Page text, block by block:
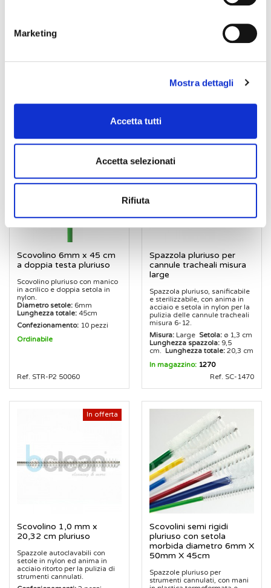
Marketing
Mostra dettagli
Accetta tutti
Accetta selezionati
Rifiuta
7mm x 45 cm
e strumenti similari.
Ref. BIO265
Scovolino pluriuso con manico
in acrilico e doppia setola in
Diametro setole:6mm
Confezionamento:10 pezzi
Ref. STR-P2 80060
Scovolino 6mm x 45 cm
a doppia testa pluriuso
Scovolino pluriuso con manico
in acrilico e doppia setola in
nylon.
Diametro setole: 6mm
Lunghezza totale: 45cm
Confezionamento: 10 pezzi
Ordinabile
Ref. STR-P2 50060
Spazzola pluriuso per
cannule tracheali misura
large
Spazzola pluriuso, sanificabile
e sterilizzabile, con anima in
acciaio e setola in nylon per la
pulizia delle cannule tracheali
misura 6-12.
Misura: Large Setola: ø 1,3 cm
Lunghezza spazzola: 9,5
cm. Lunghezza totale: 20,3 cm
In magazzino: 1270
Ref. SC-1470
In offerta
Scovolino 1,0 mm x
20,32 cm pluriuso
Spazzole autoclavabili con
setole in nylon ed anima in
acciaio ritorto per la pulizia di
strumenti cannulati.
Scovolini semi rigidi
pluriuso con setola
morbida diametro 6mm X
50mm X 45cm
Spazzole pluriuso per
strumenti cannulati, con mani